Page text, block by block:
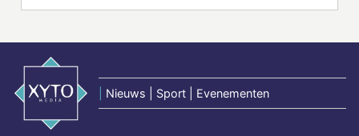
Nieuws | Sport | Evenementen